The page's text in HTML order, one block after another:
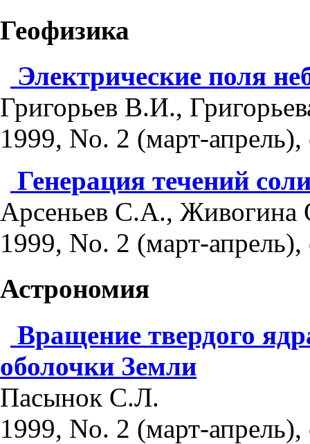
Геофизика
Электрические поля
Григорьев В.И.,
1999, No. 2 (март-апрель),
Генерация течений
Арсеньев С.А.,
1999, No. 2 (март-апрель),
Астрономия
Вращение твердого
оболочки Земли
Пасынок С.Л.
1999, No. 2 (март-апрель),